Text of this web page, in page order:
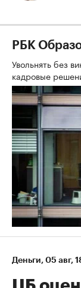
РБК
Увольнять без
кадровые
Деньги⁠, 05 авг,